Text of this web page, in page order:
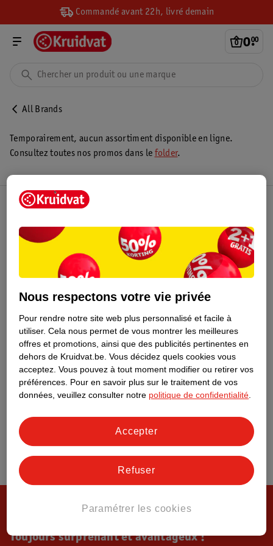
Commandé avant 22h, livré demain
0.
00
All Brands
Temporairement, aucun assortiment disponible en ligne.
Consultez toutes nos promos dans le folder.
Toujours surprenant et avantageux !
Nous respectons votre vie privée
Pour rendre notre site web plus personnalisé et facile à
utiliser. Cela nous permet de vous montrer les meilleures
offres et promotions, ainsi que des publicités pertinentes en
dehors de Kruidvat.be. Vous décidez quels cookies vous
acceptez. Vous pouvez à tout moment modifier ou retirer vos
préférences. Pour en savoir plus sur le traitement de vos
données, veuillez consulter notre politique de confidentialité
Paramétrer les cookies
Refuser
Accepter